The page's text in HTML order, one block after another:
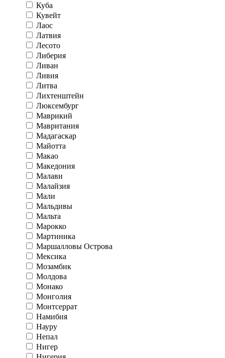
Куба
Кувейт
Лаос
Латвия
Лесото
Либерия
Ливан
Ливия
Литва
Лихтенштейн
Люксембург
Маврикий
Мавритания
Мадагаскар
Майотта
Макао
Македония
Малави
Малайзия
Мали
Мальдивы
Мальта
Марокко
Мартиника
Маршалловы Острова
Мексика
Мозамбик
Молдова
Монако
Монголия
Монтсеррат
Намибия
Науру
Непал
Нигер